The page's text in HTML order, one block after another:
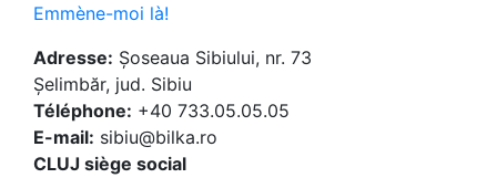
Emmène-moi là!
Adresse: Șoseaua Sibiului, nr. 73
Șelimbăr, jud. Sibiu
Téléphone: +40 733.05.05.05
E-mail: sibiu@bilka.ro
CLUJ siège social